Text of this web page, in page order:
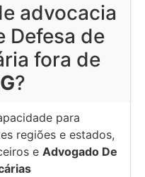
advocacia
Defesa de
fora de
?
para
regiões e estados,
e Advogado De